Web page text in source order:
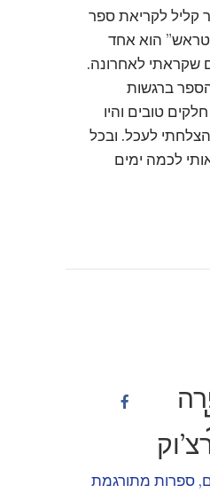
קליל לקריאת ספר
הוא אחד
שקראתי לאחרונה.
ברגשות
טובים והיו
לעכל. ובכל
לכמה ימים
, ספרות מתורגמת